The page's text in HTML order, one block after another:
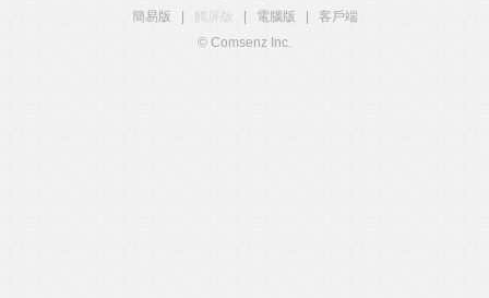
簡易版
觸屏版 電腦版
客戶端
© Comsenz Inc.